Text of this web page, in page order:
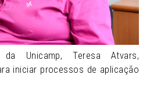
da Unicamp, Teresa Atvars,
iniciar processos de aplicação